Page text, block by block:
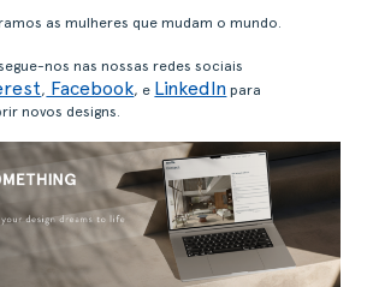
as mulheres que mudam o mundo.
nos nas nossas redes sociais
, Facebook, e LinkedIn para
novos designs.